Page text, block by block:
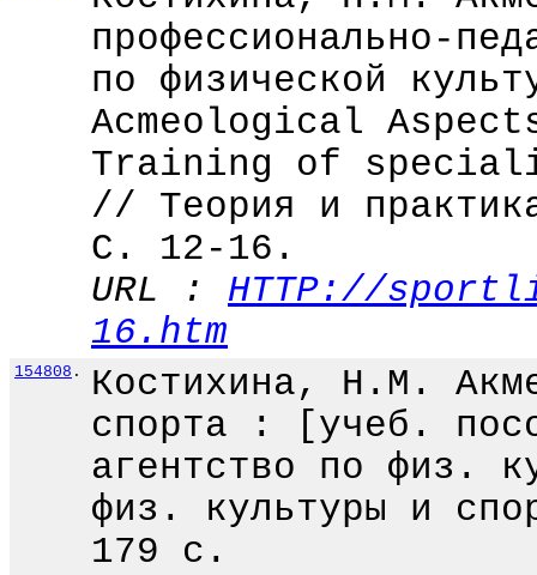
профессионально-
по физической
Acmeological
Training of
// Теория и
С. 12-16.
URL : HTTP://
16.htm
154808 .
Костихина, Н.М.
спорта : [учеб.
агентство по физ.
физ. культуры и
179 с.